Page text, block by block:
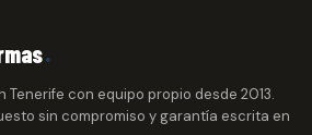
.
Tenerife con equipo propio desde 2013.
sin compromiso y garantía escrita en